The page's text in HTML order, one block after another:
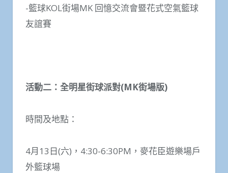
-籃球KOL街場MK 回憶交流會暨花式空氣籃球
友誼賽
活動二：全明星街球派對(MK街場版)
時間及地點：
4月13日(六)，4:30-6:30PM，麥花臣遊樂場戶
外籃球場